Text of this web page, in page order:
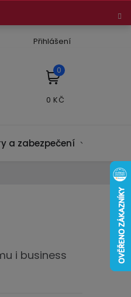
Přihlášení
NÁKUPNÍ
KOŠÍK
a zabezpečení
i business